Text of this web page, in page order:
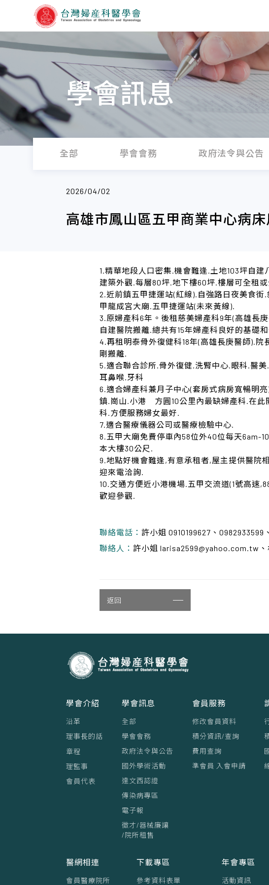
學會訊息
全部 學會會務 政府法令與公告
2026/04/02
高雄市鳳山區五甲商業中心病
1.精華地段人口密集.機會難逢.土地103坪自建
建築外觀.每層80坪.地下樓60坪.樓層可全租
2.近前鎮五甲捷運站(紅線).自強路日夜美食街.
甲龍成宮大廟.五甲捷運站(未來黃線).
3.原婦產科6年。後租慈美婦產科9年(高雄長
自建醫院搬離.總共有15年婦產科良好的基礎
4.再租明泰骨外復健科18年(高雄長庚醫師).院
剛搬離.
5.適合聯合診所.骨外復健.洗腎中心.眼科.醫美
耳鼻喉.牙科
6.適合婦產科兼月子中心(套房式病房寬暢明
鎮.崗山.小港 方圓10公里內最缺婦產科.在此
科.方便服務婦女最好.
7.適合醫療儀器公司或醫療檢驗中心.
8.五甲大廟免費停車內58位外40位每天6am-
本大樓30公尺.
9.地點好機會難逢,有意承租者,屋主提供醫院
迎來電洽詢.
10.交通方便近小港機場.五甲交流道(1號高速
歡迎參觀.
聯絡電話： 許小姐 0910199627、0982933599
聯絡人： 許小姐 larisa2599@yahoo.com.tw、
返回
學會介紹
沿革
理事⻑的話
章程
理監事
會員代表
學會訊息
全部
學會會務
政府法令與公告
國外學術活動
達文西認證
傳染病專區
電子報
徵才/器械廉讓
/院所租售
會員服務
修改會員資料
積分資訊/查詢
費用查詢
準會員 入會申請
醫網相連
會員醫療院所
下載專區
參考資料表單
年會專區
活動資訊